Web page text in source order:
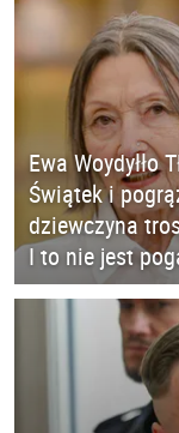
Ewa Woydyłło
Świątek i
dziewczyna
I to nie jest